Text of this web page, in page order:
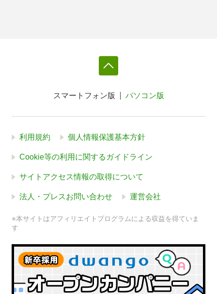
スマートフォン版 パソコン版
利用規約 個人情報保護基本方針
Cookie等の利用に関するガイドライン
サイトアクセス情報の取得について
法人・プレスお問い合わせ 運営会社
※本サイトはアフィリエイトプログラムによる収益を得ていま
す